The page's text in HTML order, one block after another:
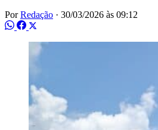
PorRedação · 30/03/2026 às 09:12